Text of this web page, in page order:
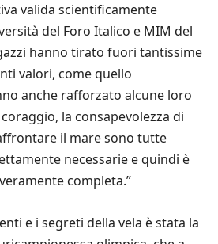
valida scientificamente
del Foro Italico e MIM del
hanno tirato fuori tantissime
valori, come quello
anche rafforzato alcune loro
la consapevolezza di
il mare sono tutte
necessarie e quindi è
completa.”
e i segreti della vela è stata la